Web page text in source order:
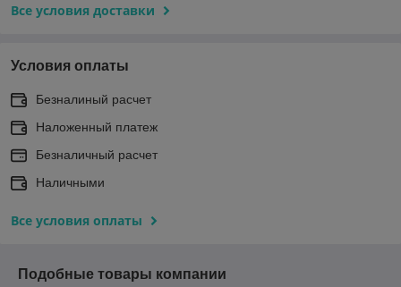
Все условия доставки
Условия оплаты
Безналиный расчет
Наложенный платеж
Безналичный расчет
Наличными
Все условия оплаты
Подобные товары компании